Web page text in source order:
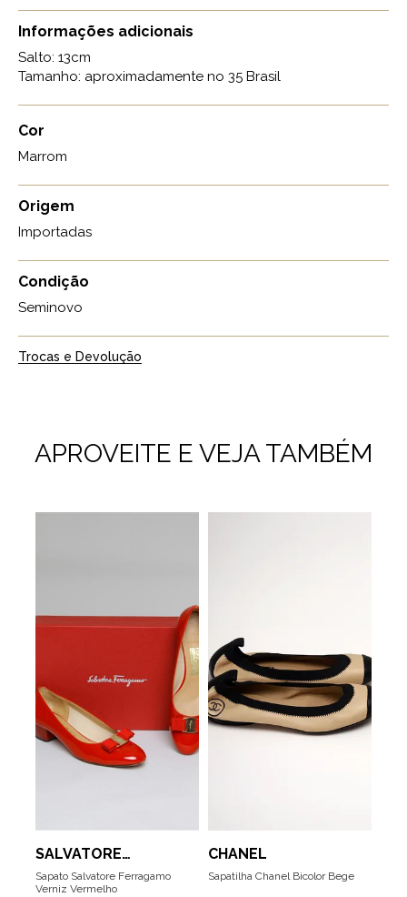
Informações adicionais
Salto: 13cm
Tamanho: aproximadamente no 35 Brasil
Cor
Marrom
Origem
Importadas
Condição
Seminovo
Trocas e Devolução
APROVEITE E VEJA TAMBÉM
SALVATORE
FERRAGAMO
Sapato Salvatore Ferragamo
Verniz Vermelho
CHANEL
Sapatilha Chanel Bicolor Bege